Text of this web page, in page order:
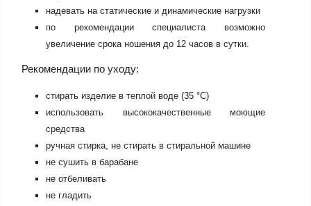
надевать на статические и динамические нагрузки
по рекомендации специалиста возможно
увеличение срока ношения до 12 часов в сутки.
Рекомендации по уходу:
стирать изделие в теплой воде (35 °С)
использовать высококачественные моющие
средства
ручная стирка, не стирать в стиральной машине
не сушить в барабане
не отбеливать
не гладить